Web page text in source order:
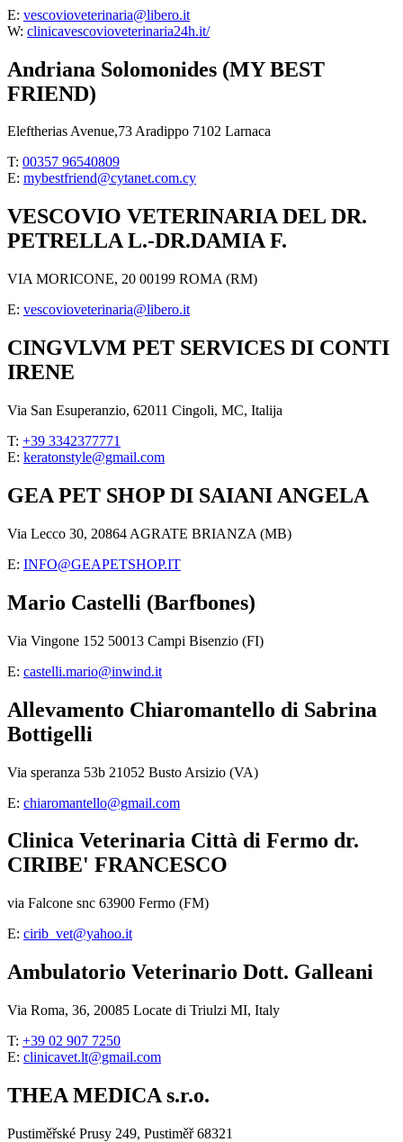
E: vescovioveterinaria@libero.it
W: clinicavescovioveterinaria24h.it/
Andriana Solomonides (MY BEST
FRIEND)
Eleftherias Avenue,73 Aradippo 7102 Larnaca
T: 00357 96540809
E: mybestfriend@cytanet.com.cy
VESCOVIO VETERINARIA DEL DR.
PETRELLA L.-DR.DAMIA F.
VIA MORICONE, 20 00199 ROMA (RM)
E: vescovioveterinaria@libero.it
CINGVLVM PET SERVICES DI CONTI
IRENE
Via San Esuperanzio, 62011 Cingoli, MC, Italija
T: +39 3342377771
E: keratonstyle@gmail.com
GEA PET SHOP DI SAIANI ANGELA
Via Lecco 30, 20864 AGRATE BRIANZA (MB)
E: INFO@GEAPETSHOP.IT
Mario Castelli (Barfbones)
Via Vingone 152 50013 Campi Bisenzio (FI)
E: castelli.mario@inwind.it
Allevamento Chiaromantello di Sabrina
Bottigelli
Via speranza 53b 21052 Busto Arsizio (VA)
E: chiaromantello@gmail.com
Clinica Veterinaria Città di Fermo dr.
CIRIBE' FRANCESCO
via Falcone snc 63900 Fermo (FM)
E: cirib_vet@yahoo.it
Ambulatorio Veterinario Dott. Galleani
Via Roma, 36, 20085 Locate di Triulzi MI, Italy
T: +39 02 907 7250
E: clinicavet.lt@gmail.com
THEA MEDICA s.r.o.
Pustiměřské Prusy 249, Pustiměř 68321